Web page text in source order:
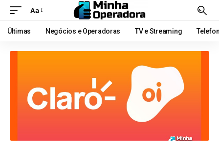
Aa
Últimas Negócios e Operadoras TV e Streaming